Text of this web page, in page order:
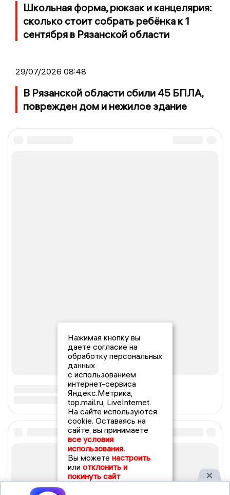
Школьная форма, рюкзак и канцелярия:
сколько стоит собрать ребёнка к 1
сентября в Рязанской области
29/07/2026 08:48
В Рязанской области сбили 45 БПЛА,
поврежден дом и нежилое здание
Нажимая кнопку вы
даете согласие на
обработку персональных
данных
с использованием
интернет-сервиса
Яндекс.Метрика,
top.mail.ru, LiveInternet.
На сайте используются
cookie. Оставаясь на
сайте, вы принимаете
все условия
использования.
Вы можете настроить
или отклонить и
покинуть сайт